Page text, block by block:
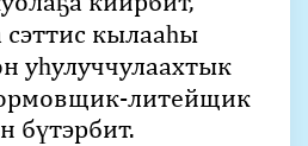
сэттис кылааһы
уһулуччулаахтык
литейщик
бүтэрбит.